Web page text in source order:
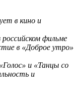
в кино и
фильме
в «Доброе утро»
и «Танцы со
и